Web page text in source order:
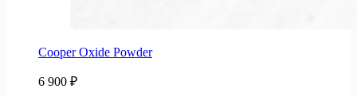
Cooper Oxide Powder
6 900 ₽